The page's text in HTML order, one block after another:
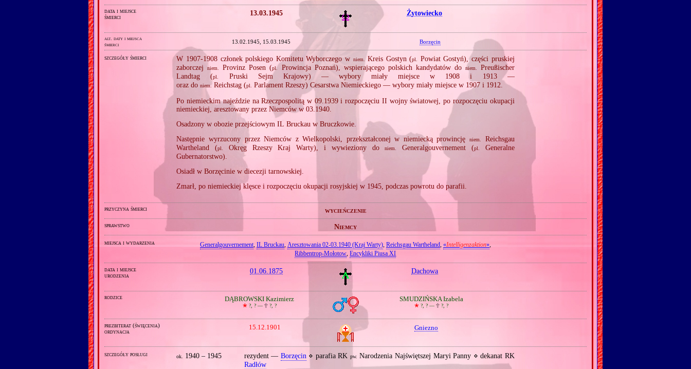
data i miejsce
śmierci
13.03.1945 Żytowiecko
alt. daty i miejsca
śmierci
13.02.1945, 15.03.1945 Borzęcin
szczegóły śmierci W 1907‐1908 członek polskiego Komitetu Wyborczego w niem. Kreis Gostyn (pl.
Powiat Gostyń), części pruskiej
zaborczejniem. Provinz Posen (pl. Prowincja Poznań), wspierającego polskich kandydatów do niem.
Preußischer
Landtag (pl.
Pruski Sejm Krajowy) — wybory miały miejsce w 1908 i 1913 —
oraz doniem. Reichstag (pl. Parlament Rzeszy) Cesarstwa Niemieckiego — wybory miały miejsce w 1907 i 1912.
Po niemieckim najeździe na Rzeczpospolitą w 09.1939 i rozpoczęciu II wojny światowej, po rozpoczęciu okupacji
niemieckiej, aresztowany przez Niemców w 03.1940.
Osadzony w obozie przejściowym IL Bruckau w Bruczkowie.
Następnie wyrzucony przez Niemców z Wielkopolski, przekształconej w niemiecką prowincjęniem.
Reichsgau
Wartheland (pl. Okręg Rzeszy Kraj Warty), i wywieziony doniem. Generalgouvernement (pl.
Generalne
Gubernatorstwo).
Osiadł w Borzęcinie w diecezji tarnowskiej.
Zmarł, po niemieckiej klęsce i rozpoczęciu okupacji rosyjskiej w 1945, podczas powrotu do parafii.
przyczyna śmierci wycieńczenie
sprawstwo Niemcy
miejsca i wydarzenia Generalgouvernement, IL Bruckau, Aresztowania 02‐03.1940 (Kraj Warty), Reichsgau Wartheland, «Intelligenzaktion»,
Ribbentrop‐Mołotow ,Encykliki Piusa XI
data i miejsce
urodzenia
01.06.1875 Dachowa
rodzice DĄBROWSKI Kazimierz
🞲 ?, ? — 🕆?, ?
SMUDZIŃSKA Izabela
🞲 ?, ? —🕆 ?, ?
prezbiterat (święcenia)
ordynacja
15.12.1901 Gniezno
szczegóły posługi ok. 1940 – 1945 rezydent — Borzęcin ⋄ parafia RK pw. Narodzenia Najświętszej Maryi Panny ⋄ dekanat RK
Radłów